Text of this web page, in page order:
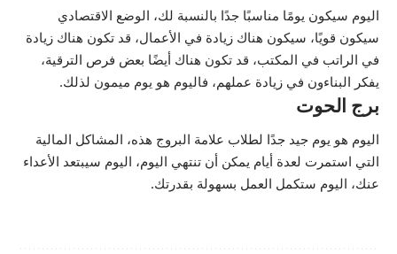
اليوم سيكون يومًا مناسبًا جدًا بالنسبة لك، الوضع الاقتصادي
سيكون قويًا، سيكون هناك زيادة في الأعمال، قد تكون هناك زيادة
في الراتب في المكتب، قد تكون هناك أيضًا بعض فرص الترقية،
يفكر البناءون في زيادة عملهم، فاليوم هو يوم ميمون لذلك.
برج الحوت
اليوم هو يوم جيد جدًا لطلاب علامة البروج هذه، المشاكل المالية
التي استمرت لعدة أيام يمكن أن تنتهي اليوم، اليوم سيبتعد الأعداء
عنك، اليوم ستكمل العمل بسهولة بقدرتك.